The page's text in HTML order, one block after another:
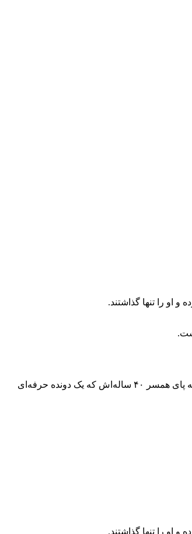
او را تنها گذاشتند.
فرزندان آن‌ها ۵ و ۸ ساله هستند که شاهد قتل بودند. جیس اعتراف کرده که ابندا قصد خودکشی داشته اما نتوانسته این کار را انجام دهد به همین دلیل خواسته به پای همسر ۴۰ ساله‌اش که یک دونده حرفه‌ای
او را تنها گذاشتند.